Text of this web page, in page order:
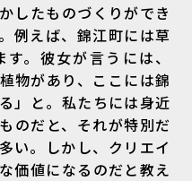
したものづくりができ
例えば、錦江町には草
。彼女が言うには、
物があり、ここには錦
」と。私たちには身近
のだと、それが特別だ
い。しかし、クリエイ
価値になるのだと教え